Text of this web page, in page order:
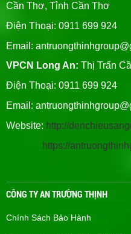
Cần Thơ, Tỉnh Cần Thơ
Điện Thoại: 0911 699 924
Email:
VPCN Long An: Thị Trấn
Điện Thoại: 0911 699 924
Email:
Website: http://
https://
CÔNG TY AN TRƯỜNG THỊNH
Chính Sách Bảo Hành